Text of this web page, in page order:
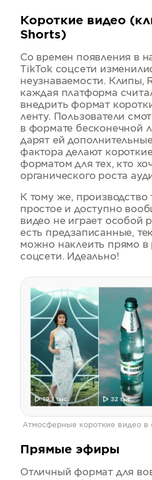
Короткие видео
Shorts)
Со времен появления в
TikTok соцсети
неузнаваемости. Клипы,
каждая платформа
внедрить формат
ленту. Пользователи
в формате бесконечной
дарят ей
фактора делают
форматом для тех, кто
органического роста
К тому же, производство
простое и доступно
видео не играет особой
есть предзаписанные,
можно наклеить прямо в
соцсети. Идеально!
Атмосферные короткие видео в
Прямые эфиры
Отличный формат для